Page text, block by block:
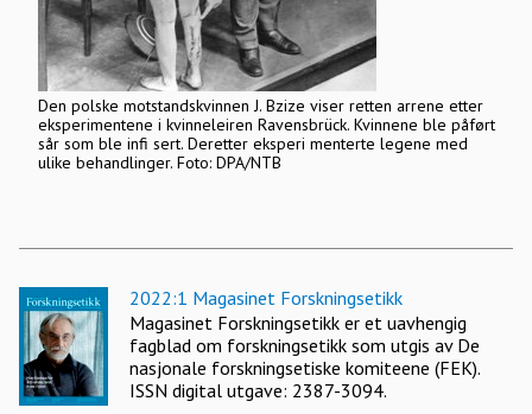
Den polske motstandskvinnen J. Bzize viser retten arrene etter
eksperimentene i kvinneleiren Ravensbrück. Kvinnene ble påført
sår som ble infi sert. Deretter eksperi menterte legene med
ulike behandlinger. Foto: DPA/NTB
2022:1 Magasinet Forskningsetikk
Magasinet Forskningsetikk er et uavhengig
fagblad om forskningsetikk som utgis av De
nasjonale forskningsetiske komiteene (FEK).
ISSN digital utgave: 2387-3094.